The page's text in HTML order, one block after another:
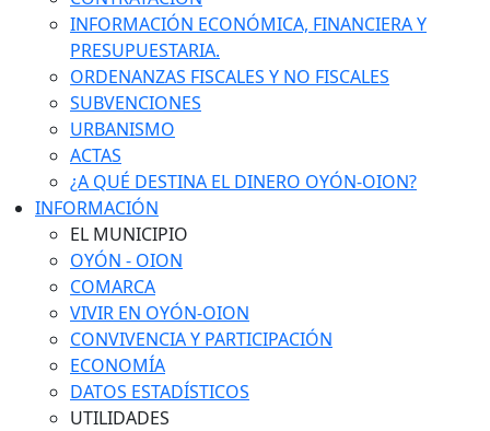
INFORMACIÓN ECONÓMICA, FINANCIERA Y
PRESUPUESTARIA.
ORDENANZAS FISCALES Y NO FISCALES
SUBVENCIONES
URBANISMO
ACTAS
¿A QUÉ DESTINA EL DINERO OYÓN-OION?
INFORMACIÓN
EL MUNICIPIO
OYÓN - OION
COMARCA
VIVIR EN OYÓN-OION
CONVIVENCIA Y PARTICIPACIÓN
ECONOMÍA
DATOS ESTADÍSTICOS
UTILIDADES